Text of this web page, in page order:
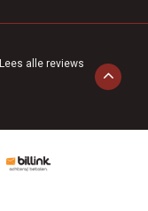
Lees alle reviews